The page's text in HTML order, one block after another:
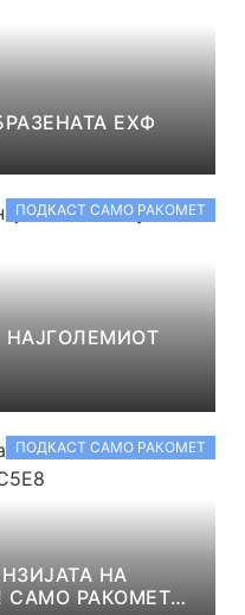
ЕХФ
ПОДКАСТ САМО РАКОМЕТ
НАЈГОЛЕМИОТ
ПОДКАСТ САМО РАКОМЕТ
НА
САМО РАКОМЕТ